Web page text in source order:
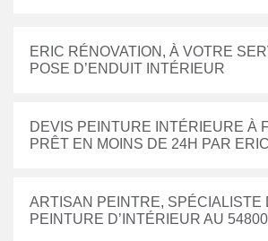
ERIC RÉNOVATION, À VOTRE
POSE D’ENDUIT INTÉRIEUR
DEVIS PEINTURE INTÉRIEURE À
PRÊT EN MOINS DE 24H PAR
ARTISAN PEINTRE, SPÉCIALISTE
PEINTURE D’INTÉRIEUR AU 54800